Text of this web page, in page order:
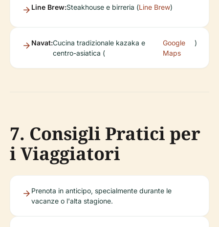
Line Brew:Steakhouse e birreria (Line Brew)
Navat:Cucina tradizionale kazaka e
centro-asiatica (
Google
Maps
)
7. Consigli Pratici per
i Viaggiatori
Prenota in anticipo, specialmente durante le
vacanze o l'alta stagione.